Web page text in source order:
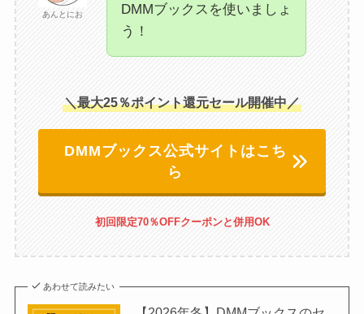
あんとにお
DMMブックスを使いましょ
う！
＼最大25％ポイント還元セール開催中／
DMMブックス公式サイトはこち
ら
初回限定70％OFFクーポンと併用OK
あわせて読みたい